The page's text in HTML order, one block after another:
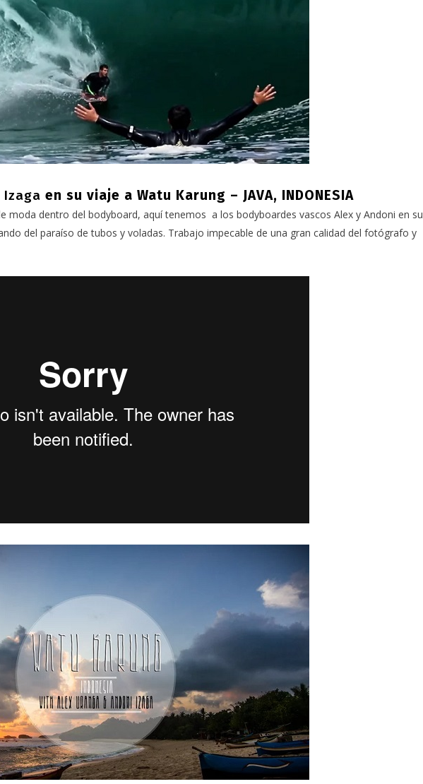
Izaga en su viaje a Watu Karung – JAVA, INDONESIA
moda dentro del bodyboard, aquí tenemos a los bodyboardes vascos Alex y Andoni en su
del paraíso de tubos y voladas. Trabajo impecable de una gran calidad del fotógrafo y